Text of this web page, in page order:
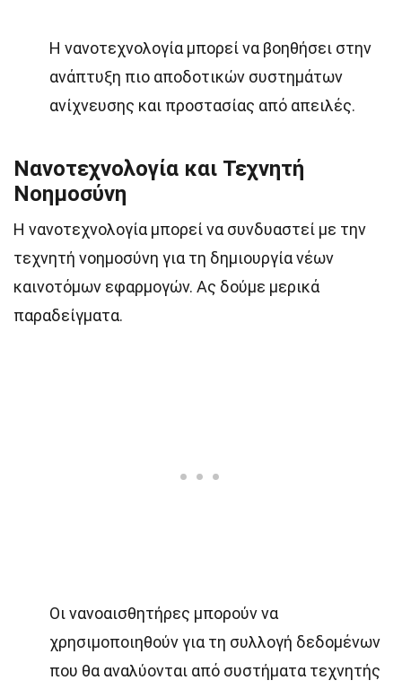
Η νανοτεχνολογία μπορεί να βοηθήσει στην
ανάπτυξη πιο αποδοτικών συστημάτων
ανίχνευσης και προστασίας από απειλές.
Νανοτεχνολογία και Τεχνητή
Νοημοσύνη
Η νανοτεχνολογία μπορεί να συνδυαστεί με την
τεχνητή νοημοσύνη για τη δημιουργία νέων
καινοτόμων εφαρμογών. Ας δούμε μερικά
παραδείγματα.
Οι νανοαισθητήρες μπορούν να
χρησιμοποιηθούν για τη συλλογή δεδομένων
που θα αναλύονται από συστήματα τεχνητής